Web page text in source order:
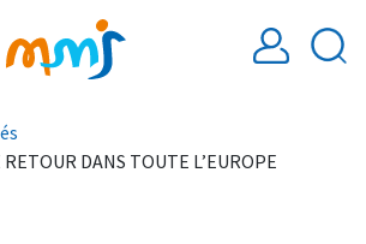
RETOUR DANS TOUTE L’EUROPE